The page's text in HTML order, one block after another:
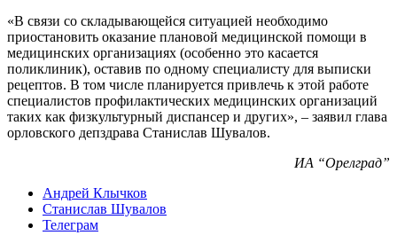
«В связи со складывающейся ситуацией необходимо
приостановить оказание плановой медицинской помощи в
медицинских организациях (особенно это касается
поликлиник), оставив по одному специалисту для выписки
рецептов. В том числе планируется привлечь к этой работе
специалистов профилактических медицинских организаций
таких как физкультурный диспансер и других», – заявил глава
орловского депздрава Станислав Шувалов.
ИА “Орелград”
Андрей Клычков
Станислав Шувалов
Телеграм